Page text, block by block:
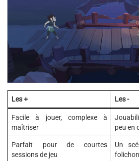
Les + Les -
Facile à jouer, complexe à
maîtriser
peu en
Parfait pour de courtes
sessions de jeu
Un
folichon